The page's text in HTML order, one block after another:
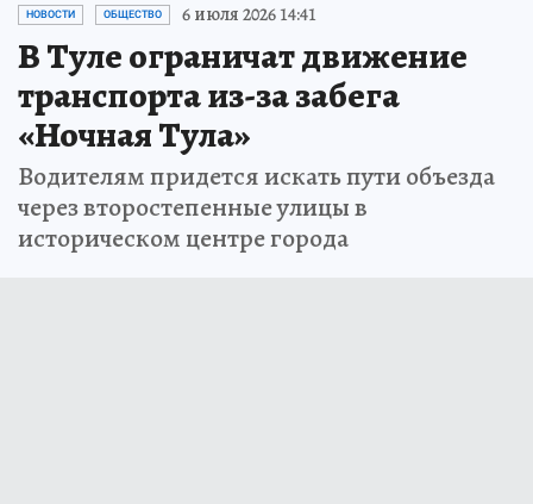
НОВОСТИ ОБЩЕСТВО 6 июля 2026 14:41
В Туле ограничат движение
транспорта из-за забега
«Ночная Тула»
Водителям придется искать пути объезда
через второстепенные улицы в
историческом центре города